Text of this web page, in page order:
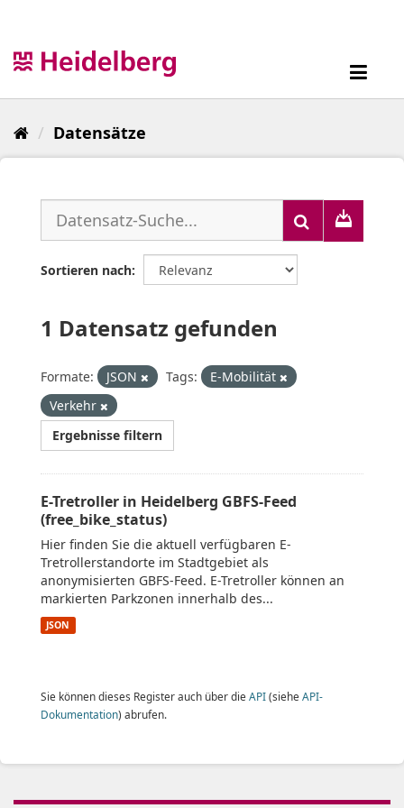
Datensätze
Sortieren nach
1 Datensatz gefunden
Formate: JSON Tags:
E-Mobilität
Verkehr
Ergebnisse filtern
E-Tretroller in Heidelberg GBFS-Feed
(free_bike_status)
Hier finden Sie die aktuell verfügbaren E-
Tretrollerstandorte im Stadtgebiet als
anonymisierten GBFS-Feed. E-Tretroller können an
markierten Parkzonen innerhalb des...
JSON
Sie können dieses Register auch über die API(siehe API-
Dokumentation) abrufen.